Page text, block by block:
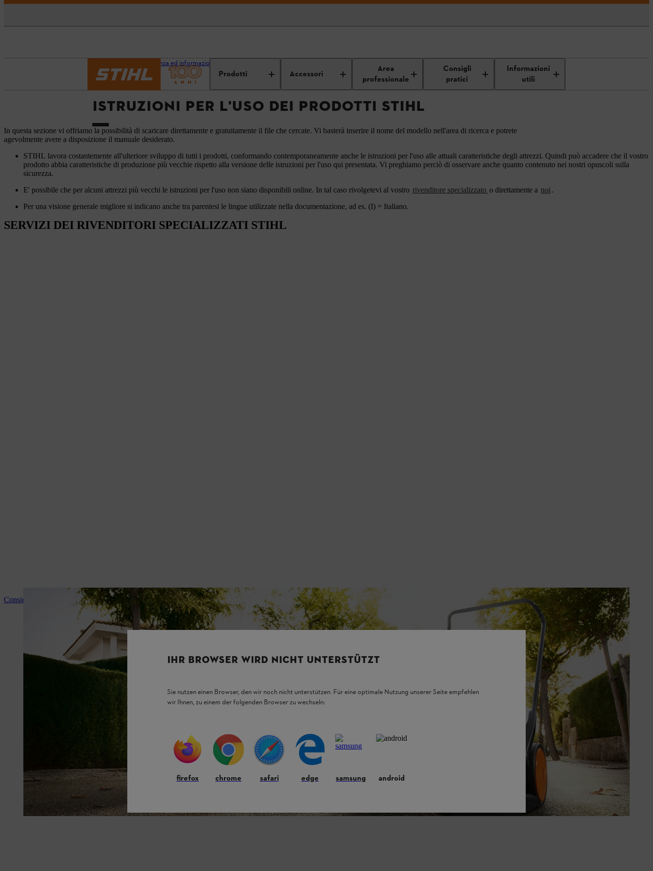
Prodotti Accessori
Area
professionale
Consigli
pratici
Informazioni
utili
Assistenza ed informazioni
ISTRUZIONI PER L'USO DEI PRODOTTI STIHL
In questa sezione vi offriamo la possibilità di scaricare direttamente e gratuitamente il file che cercate. Vi basterà inserire il nome del modello nell'area di ricerca e potrete
agevolmente avere a disposizione il manuale desiderato.
STIHL lavora costantemente all'ulteriore sviluppo di tutti i prodotti, conformando contemporaneamente anche le istruzioni per l'uso alle attuali caratteristiche degli attrezzi. Quindi può accadere che il vostro
prodotto abbia caratteristiche di produzione più vecchie rispetto alla versione delle istruzioni per l'uso qui presentata. Vi preghiamo perciò di osservare anche quanto contenuto nei nostri opuscoli sulla
sicurezza.
E' possibile che per alcuni attrezzi più vecchi le istruzioni per l'uso non siano disponibili online. In tal caso rivolgetevi al vostro rivenditore specializzato o direttamente a noi .
Per una visione generale migliore si indicano anche tra parentesi le lingue utilizzate nella documentazione, ad es. (I) = Italiano.
SERVIZI DEI RIVENDITORI SPECIALIZZATI STIHL
Consigli e informazioni sui prodotti
IHR BROWSER WIRD NICHT UNTERSTÜTZT
Sie nutzen einen Browser, den wir noch nicht unterstützen. Für eine optimale Nutzung unserer Seite empfehlen
wir Ihnen, zu einem der folgenden Browser zu wechseln:
firefox chrome safari edge samsung android